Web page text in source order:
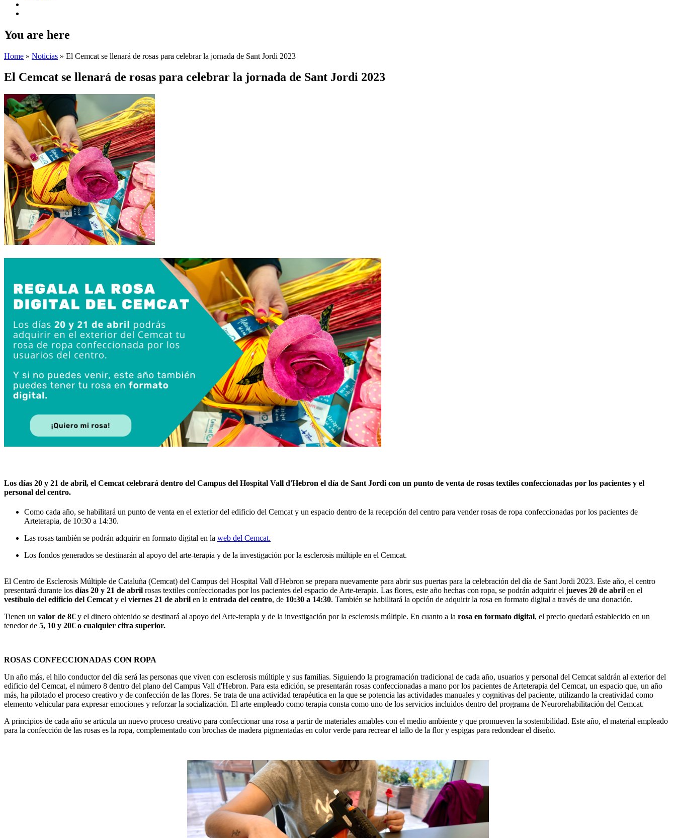
You are here
Home » Noticias » El Cemcat se llenará de rosas para celebrar la jornada de Sant Jordi 2023
El Cemcat se llenará de rosas para celebrar la jornada de Sant Jordi 2023
Los días 20 y 21 de abril, el Cemcat celebrará dentro del Campus del Hospital Vall d'Hebron el día de Sant Jordi con un punto de venta de rosas textiles confeccionadas por los pacientes y el
personal del centro.
Como cada año, se habilitará un punto de venta en el exterior del edificio del Cemcat y un espacio dentro de la recepción del centro para vender rosas de ropa confeccionadas por los pacientes de
Arteterapia, de 10:30 a 14:30.
Las rosas también se podrán adquirir en formato digital en la web del Cemcat.
Los fondos generados se destinarán al apoyo del arte-terapia y de la investigación por la esclerosis múltiple en el Cemcat.
El Centro de Esclerosis Múltiple de Cataluña (Cemcat) del Campus del Hospital Vall d'Hebron se prepara nuevamente para abrir sus puertas para la celebración del día de Sant Jordi 2023. Este año, el centro
presentará durante los días 20 y 21 de abril rosas textiles confeccionadas por los pacientes del espacio de Arte-terapia. Las flores, este año hechas con ropa, se podrán adquirir el jueves 20 de abril en el
vestíbulo del edificio del Cemcaty el viernes 21 de abril en la entrada del centro, de 10:30 a 14:30. También se habilitará la opción de adquirir la rosa en formato digital a través de una donación.
Tienen un valor de 8€ y el dinero obtenido se destinará al apoyo del Arte-terapia y de la investigación por la esclerosis múltiple. En cuanto a la rosa en formato digital, el precio quedará establecido en un
tenedor de 5, 10 y 20€ o cualquier cifra superior.
ROSAS CONFECCIONADAS CON ROPA
Un año más, el hilo conductor del día será las personas que viven con esclerosis múltiple y sus familias. Siguiendo la programación tradicional de cada año, usuarios y personal del Cemcat saldrán al exterior del
edificio del Cemcat, el número 8 dentro del plano del Campus Vall d'Hebron. Para esta edición, se presentarán rosas confeccionadas a mano por los pacientes de Arteterapia del Cemcat, un espacio que, un año
más, ha pilotado el proceso creativo y de confección de las flores. Se trata de una actividad terapéutica en la que se potencia las actividades manuales y cognitivas del paciente, utilizando la creatividad como
elemento vehicular para expresar emociones y reforzar la socialización. El arte empleado como terapia consta como uno de los servicios incluidos dentro del programa de Neurorehabilitación del Cemcat.
A principios de cada año se articula un nuevo proceso creativo para confeccionar una rosa a partir de materiales amables con el medio ambiente y que promueven la sostenibilidad. Este año, el material empleado
para la confección de las rosas es la ropa, complementado con brochas de madera pigmentadas en color verde para recrear el tallo de la flor y espigas para redondear el diseño.